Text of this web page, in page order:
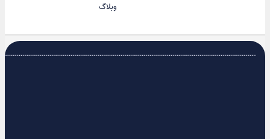
وبلاگ